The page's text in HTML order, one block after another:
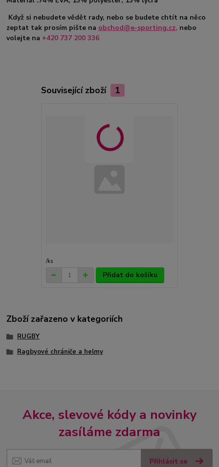
Když si nebudete vědět rady, nebo se budete chtít na něco
zeptat tak prosím pište na obchod@e-sporting.cz, nebo
volejte na +420 737 200 336
Související zboží 1
/ks
Přidat do košíku
Zboží zařazeno v kategoriích
RUGBY
Ragbyové chrániče a helmy
Akce, slevové kódy a novinky
zasíláme zdarma
Přihlásit se